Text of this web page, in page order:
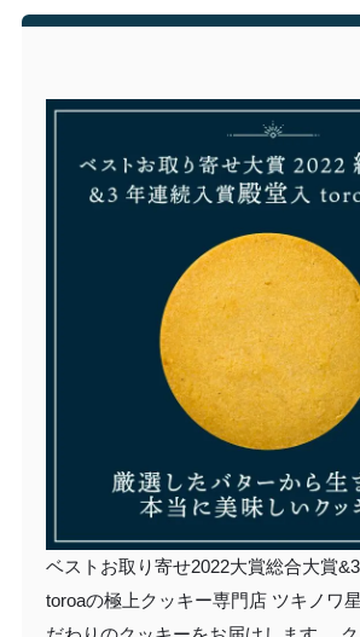
ベストお取り寄せ2022大賞総合大賞
toroaの極上クッキー専門店 ツキノワ